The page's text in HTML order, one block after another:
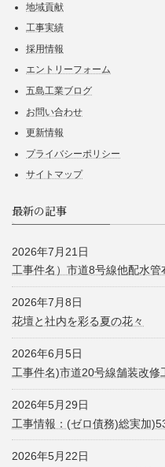
地域貢献
工事実績
採用情報
エントリーフォーム
五島工業ブログ
お問い合わせ
更新情報
プライバシーポリシー
サイトマップ
最新の記事
2026年7月21日
工事件名）市道8号線他配水管
2026年7月8日
花壇と社内を彩る夏の花々
2026年6月5日
工事件名)市道20号線舗装改修
2026年5月29日
工事情報：(ゼロ債務)総実加
2026年5月22日